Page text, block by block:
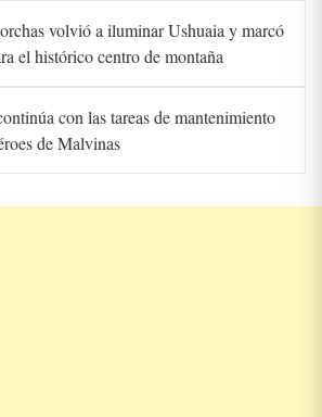
volvió a iluminar Ushuaia y marcó
el histórico centro de montaña
con las tareas de mantenimiento
de Malvinas